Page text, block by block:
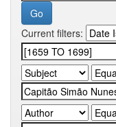
Current filters: